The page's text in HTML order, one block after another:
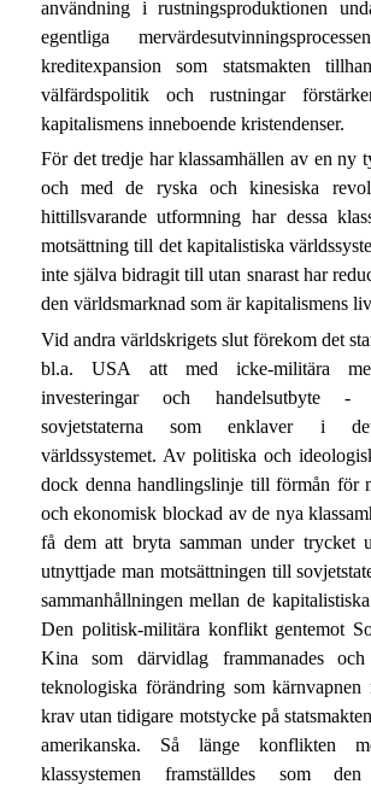
användning i rustningsproduktionen
egentliga
kreditexpansion som statsmakten
välfärdspolitik och rustningar
kapitalismens inneboende kristendenser.
För det tredje har klassamhällen av en ny
och med de ryska och kinesiska
hittillsvarande utformning har dessa
motsättning till det kapitalistiska
inte själva bidragit till utan snarast har
den världsmarknad som är kapitalismens
Vid andra världskrigets slut förekom det
bl.a. USA att med icke-militära
investeringar och handelsutbyte -
sovjetstaterna som enklaver i
världssystemet. Av politiska och
dock denna handlingslinje till förmån för
och ekonomisk blockad av de nya
få dem att bryta samman under trycket
utnyttjade man motsättningen till
sammanhållningen mellan de
Den politisk-militära konflikt gentemot
Kina som därvidlag frammanades
teknologiska förändring som kärnvapnen
krav utan tidigare motstycke på
amerikanska. Så länge konflikten
klassystemen framställdes som den